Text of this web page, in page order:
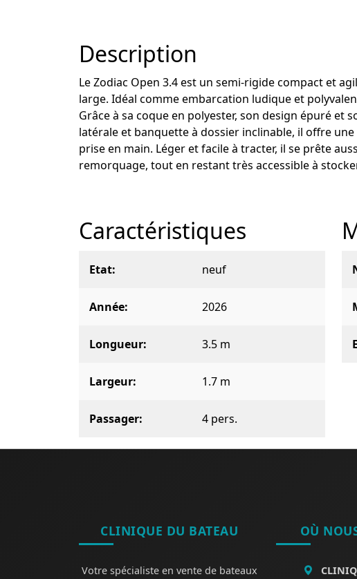
Description
Le Zodiac Open 3.4 est un semi-rigide compact et
large. Idéal comme embarcation ludique et
Grâce à sa coque en polyester, son design épuré et
latérale et banquette à dossier inclinable, il offre
prise en main. Léger et facile à tracter, il se prête
remorquage, tout en restant très accessible à
Caractéristiques
Etat neuf
Année 2026
Longueur 3.5 m
Largeur 1.7 m
Passager 4 pers.
CLINIQUE DU BATEAU
Votre spécialiste en vente de bateaux
OÙ